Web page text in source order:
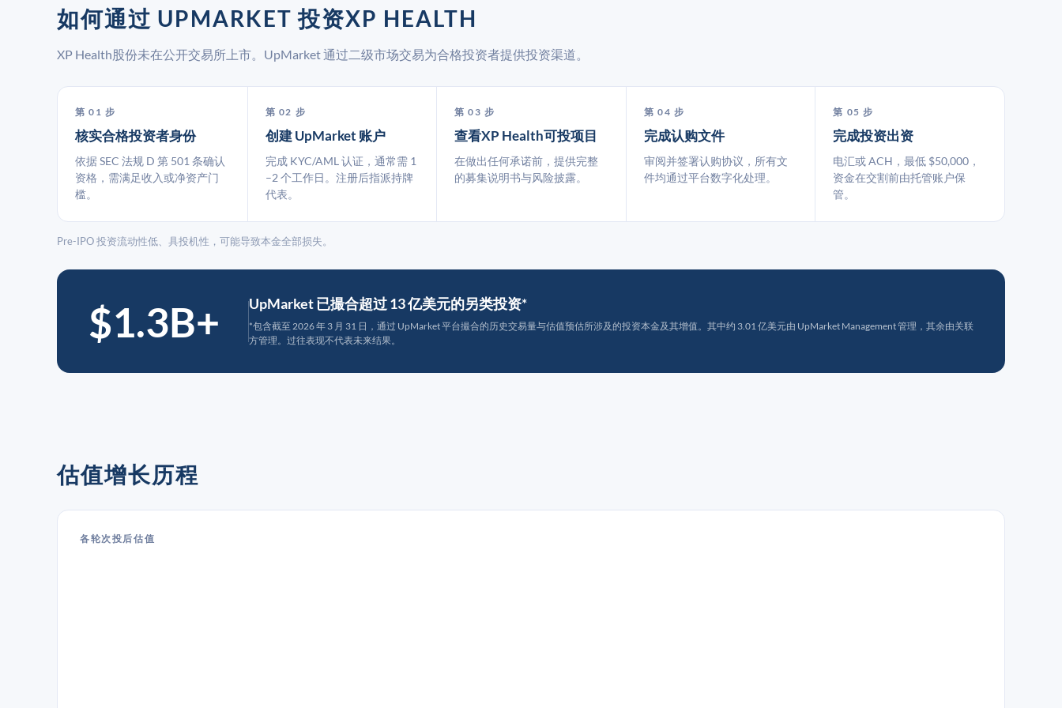
如何通过 UPMARKET 投资XP HEALTH
XP Health股份未在公开交易所上市。UpMarket 通过二级市场交易为合格投资者提供投资渠道。
第 01 步
核实合格投资者身份
依据 SEC 法规 D 第 501 条确认
资格，需满足收入或净资产门
槛。
第 02 步
创建 UpMarket 账户
完成 KYC/AML 认证，通常需 1
–2 个工作日。注册后指派持牌
代表。
第 03 步
查看XP Health可投项目
在做出任何承诺前，提供完整
的募集说明书与风险披露。
第 04 步
完成认购文件
审阅并签署认购协议，所有文
件均通过平台数字化处理。
第 05 步
完成投资出资
电汇或 ACH，最低 $50,000，
资金在交割前由托管账户保
管。
Pre-IPO 投资流动性低、具投机性，可能导致本金全部损失。
$1.3B+ UpMarket 已撮合超过 13 亿美元的另类投资*
*包含截至 2026 年 3 月 31 日，通过 UpMarket 平台撮合的历史交易量与估值预估所涉及的投资本金及其增值。其中约 3.01 亿美元由 UpMarket Management 管理，其余由关联
方管理。过往表现不代表未来结果。
估值增长历程
各轮次投后估值